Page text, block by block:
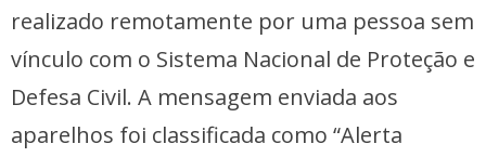
realizado remotamente por uma pessoa sem
vínculo com o Sistema Nacional de Proteção e
Defesa Civil. A mensagem enviada aos
aparelhos foi classificada como “Alerta